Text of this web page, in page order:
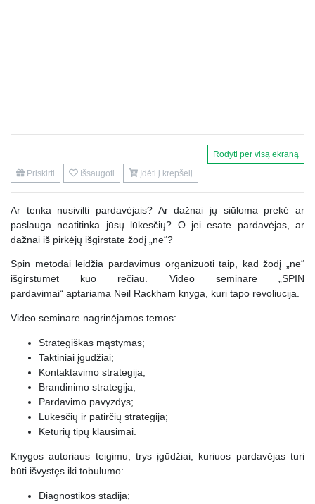
Rodyti per visą ekraną
Priskirti
Išsaugoti Įdėti į krepšelį
Ar tenka nusivilti pardavėjais? Ar dažnai jų siūloma prekė ar
paslauga neatitinka jūsų lūkesčių? O jei esate pardavėjas, ar
dažnai iš pirkėjų išgirstate žodį „ne“?
Spin metodai leidžia pardavimus organizuoti taip, kad žodį „ne“
išgirstumėt kuo rečiau. Video seminare „SPIN
pardavimai“ aptariama Neil Rackham knyga, kuri tapo revoliucija.
Video seminare nagrinėjamos temos:
Strategiškas mąstymas;
Taktiniai įgūdžiai;
Kontaktavimo strategija;
Brandinimo strategija;
Pardavimo pavyzdys;
Lūkesčių ir patirčių strategija;
Keturių tipų klausimai.
Knygos autoriaus teigimu, trys įgūdžiai, kuriuos pardavėjas turi
būti išvystęs iki tobulumo:
Diagnostikos stadija;